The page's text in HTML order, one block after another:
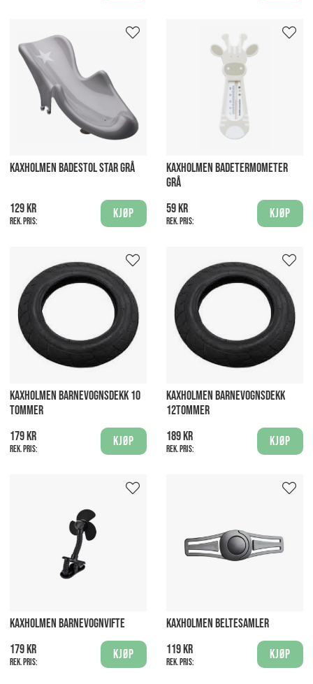
KAXHOLMEN BADESTOL STAR GRÅ
129 kr
Rek. pris:
Kjøp
KAXHOLMEN BADETERMOMETER
GRÅ
59 kr
Rek. pris:
Kjøp
KAXHOLMEN BARNEVOGNSDEKK 10
TOMMER
179 kr
Rek. pris:
Kjøp
KAXHOLMEN BARNEVOGNSDEKK
12TOMMER
189 kr
Rek. pris:
Kjøp
KAXHOLMEN BARNEVOGNVIFTE
179 kr
Rek. pris:
Kjøp
KAXHOLMEN BELTESAMLER
119 kr
Rek. pris:
Kjøp